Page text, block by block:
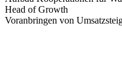
Head of Growth
Voranbringen von